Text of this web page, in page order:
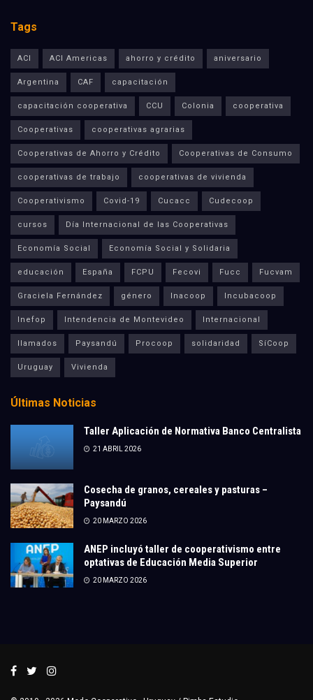
Tags
ACI ACI Americas ahorro y crédito aniversario
Argentina CAF capacitación
capacitación cooperativa CCU Colonia cooperativa
Cooperativas cooperativas agrarias
Cooperativas de Ahorro y Crédito Cooperativas de Consumo
cooperativas de trabajo cooperativas de vivienda
Cooperativismo Covid-19 Cucacc Cudecoop
cursos Día Internacional de las Cooperativas
Economía Social Economía Social y Solidaria
educación España FCPU Fecovi Fucc Fucvam
Graciela Fernández género Inacoop Incubacoop
Inefop Intendencia de Montevideo Internacional
llamados Paysandú Procoop solidaridad SíCoop
Uruguay Vivienda
Últimas Noticias
Taller Aplicación de Normativa Banco Centralista
21 ABRIL 2026
Cosecha de granos, cereales y pasturas –
Paysandú
20 MARZO 2026
ANEP incluyó taller de cooperativismo entre
optativas de Educación Media Superior
20 MARZO 2026